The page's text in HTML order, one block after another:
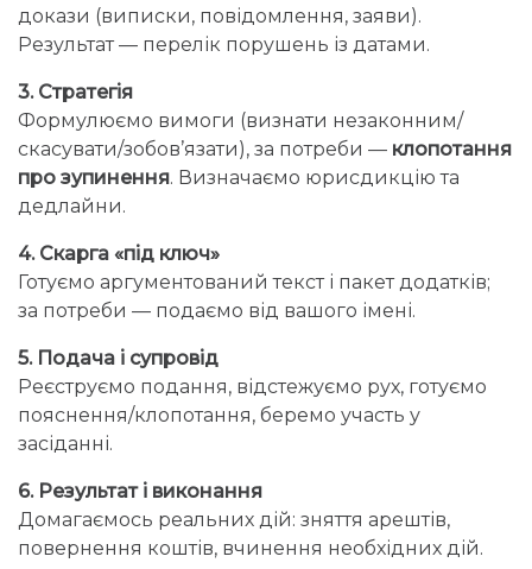
докази (виписки, повідомлення, заяви).
Результат — перелік порушень із датами.
3. Стратегія
Формулюємо вимоги (визнати незаконним/
скасувати/зобов’язати), за потреби — клопотання
про зупинення. Визначаємо юрисдикцію та
дедлайни.
4. Скарга «під ключ»
Готуємо аргументований текст і пакет додатків;
за потреби — подаємо від вашого імені.
5. Подача і супровід
Реєструємо подання, відстежуємо рух, готуємо
пояснення/клопотання, беремо участь у
засіданні.
6. Результат і виконання
Домагаємось реальних дій: зняття арештів,
повернення коштів, вчинення необхідних дій.